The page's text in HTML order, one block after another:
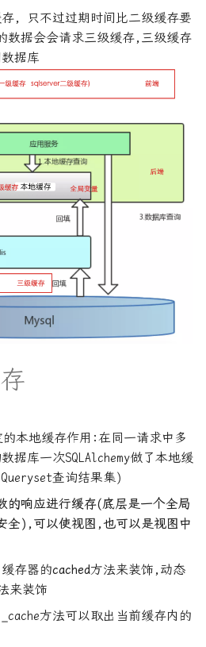
现
置
任务
标
个
工
务
及性
免
解
化
结构
, 只不过过期时间比二级缓存要
数据会会请求三级缓存,三级缓存
据库
的本地缓存作用:在同一请求中多
据库一次SQLAlchemy做了本地缓
查询结果集)
的响应进行缓存(底层是一个全局
全),可以使视图,也可以是视图中
存器的cached方法来装饰,动态
来装饰
方法可以取出当前缓存内的